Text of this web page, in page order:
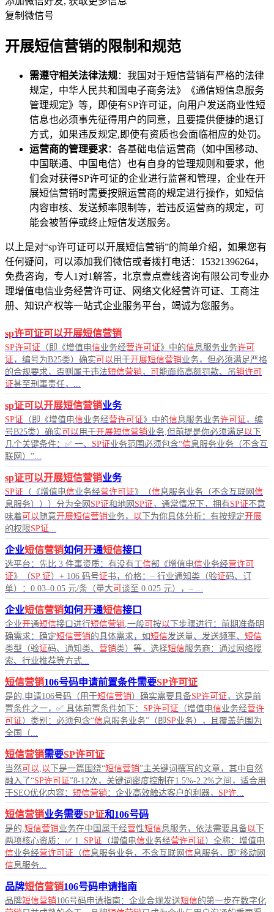
复制微信号
开展短信营销的限制和规范
需遵守相关法律法规：我国对于短信营销有严格的法律
规定，中华人民共和国电子商务法》《通信短信息服务
管理规定》等，即使有SP许可证，向用户发送商业性短
信息也必须事先征得用户的同意，且要提供便捷的退订
方式，如果违反规定,即使有资质也会面临相应的处罚。
运营商的管理要求：各基础电信运营商（如中国移动、
中国联通、中国电信）也有自身的管理规则和要求，他
们会对获得SP许可证的企业进行监督和管理，企业在开
展短信营销时需要按照运营商的规定进行操作，如短信
内容审核、发送频率限制等，若违反运营商的规定，可
能会被暂停或终止短信发送服务。
以上是对“sp许可证可以开展短信营销”的简单介绍，如果您有
任何疑问，可以添加我们微信或者拨打电话：15321396264，
免费咨询，专人1对1解答，北京壹点壹线咨询有限公司专业办
理增值电信业务经营许可证、网络文化经营许可证、工商注
册、知识产权等一站式企业服务平台，竭诚为您服务。
sp许可证可以开展短信营销
SP许可证 （即《增值电信业务经营许可证》中的信息服务业务许可
证 ，编号为B25类）确实 可以用于开展短信营销业务，但必须满足严格
的合规要求，否则属于违法短信营销 ， 可 能面临高额罚款、吊销许可
证甚至刑事责任，...
sp证可以开展短信营销业务
SP证 （即《增值电信业务经营许可证》中的信息服务业务许可证 ，编
号B25类）确实 可以用于开展短信营销业务,但前提是你必须满足以 下
几个关键条件：✅ 一、 SP证业务范围必须包含“信息服务业务（不含互
联网）”...
sp证可以开展短信营销业务
SP证 （《增值电信业务经营许可证》（信息服务业务（不含互联网 信
息服务）））分为全网 SP证和地网 SP证 ，通常情况下，拥有SP证不意
味着 可以 随意开展短信营销业务， 以 下为你具体分析：有按规定开展
的权限SP证...
企业短信营销如何开通短信接口
选平台：先比 3 件事资质：有没有工信部《增值电信业务经营许可
证》（SP 证）+ 106 码号证书，价格：– 行业通知类（验证码、订
单）：0.03–0.05 元/条（量大可 谈至 0.025 元），– ...
企业短信营销如何开通短信接口
企业开通短信接口进行短信营销,一般可 按以 下步骤进行：前期准备明
确需求：确定短信营销的具体需求，如短信发送量、发送频率、 短信
类型（验证码、通知类、 营销类）等，选择短信服务商：通过网络搜
索、行业推荐等方式...
短信营销106号码申请前置条件需要SP许可证
是的,申请106号码（用于短信营销）确实需要具备SP许可证 ，这是前
置条件之一，✅ 具体前置条件如下： SP许可证 （增值电信业务经营许
可证）类别：必须包含“信息服务业务”（即SP业务），且覆盖范围为
全国（...
短信营销需要SP许可证
当然可以,以 下是一篇围绕“短信营销”主关键词撰写的文章，其中自然
融入了“SP许可证”8-12次，关键词密度控制在1.5%-2.2%之间，适合用
于SEO优化内容： 短信营销 ：企业高效触达客户的利器， SP许...
短信营销业务需要SP证和106号码
是的,短信营销业务在中国属于经营性短信息服务，依法需要具备以 下
两项核心资质：✅ 1. SP证 （增值电信业务经营许可证）全称：增值电
信业务经营许可证 （信息服务业务，不含互联网 信息服务，即“移动网
信息服务...
品牌短信营销106号码申请指南
品牌短信营销106号码申请指南：企业合规发送短信的第一步在数字化